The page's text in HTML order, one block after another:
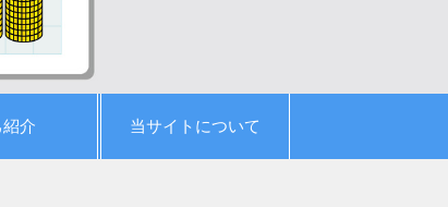
紹介 当サイトについて